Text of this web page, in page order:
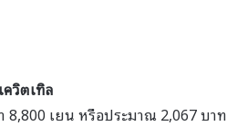
ควิตเทิล
8,800 เยน หรือประมาณ 2,067 บาท